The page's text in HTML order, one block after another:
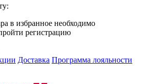
в избранное необходимо
регистрацию
Доставка Программа лояльности